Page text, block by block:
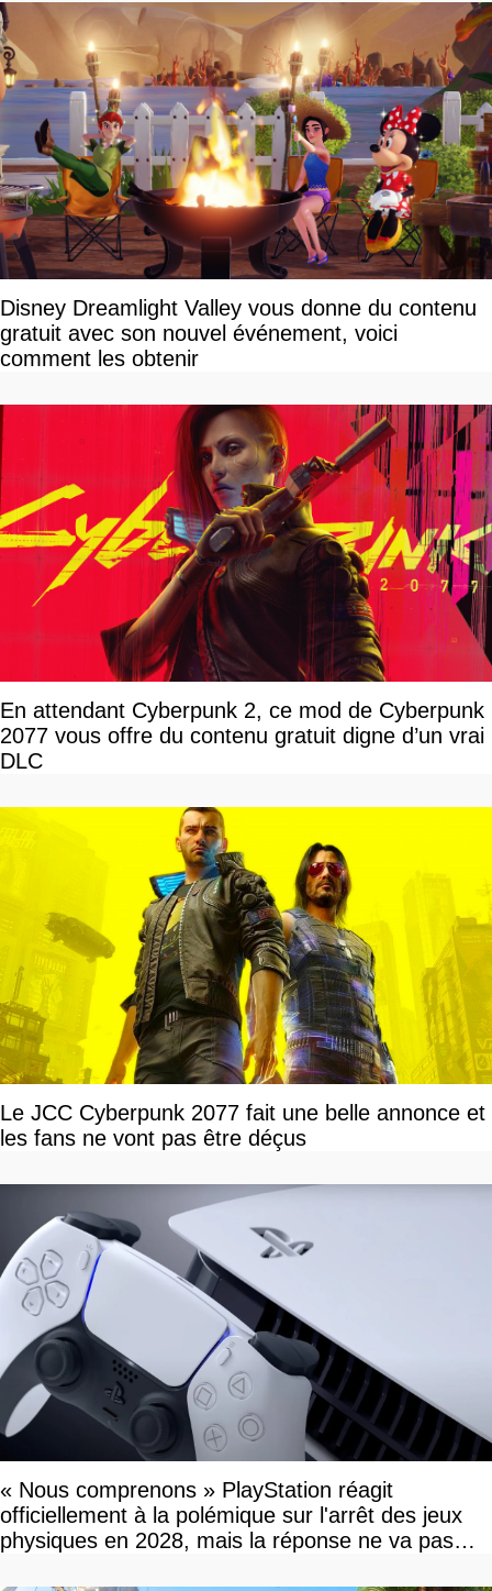
Disney Dreamlight Valley vous donne du contenu
gratuit avec son nouvel événement, voici
comment les obtenir
En attendant Cyberpunk 2, ce mod de Cyberpunk
2077 vous offre du contenu gratuit digne d’un vrai
DLC
Le JCC Cyberpunk 2077 fait une belle annonce et
les fans ne vont pas être déçus
« Nous comprenons » PlayStation réagit
officiellement à la polémique sur l'arrêt des jeux
physiques en 2028, mais la réponse ne va pas